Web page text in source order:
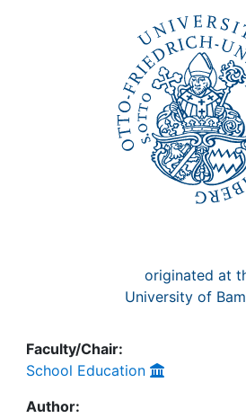
originated at
University of
Faculty/Chair:
School Education
Author: